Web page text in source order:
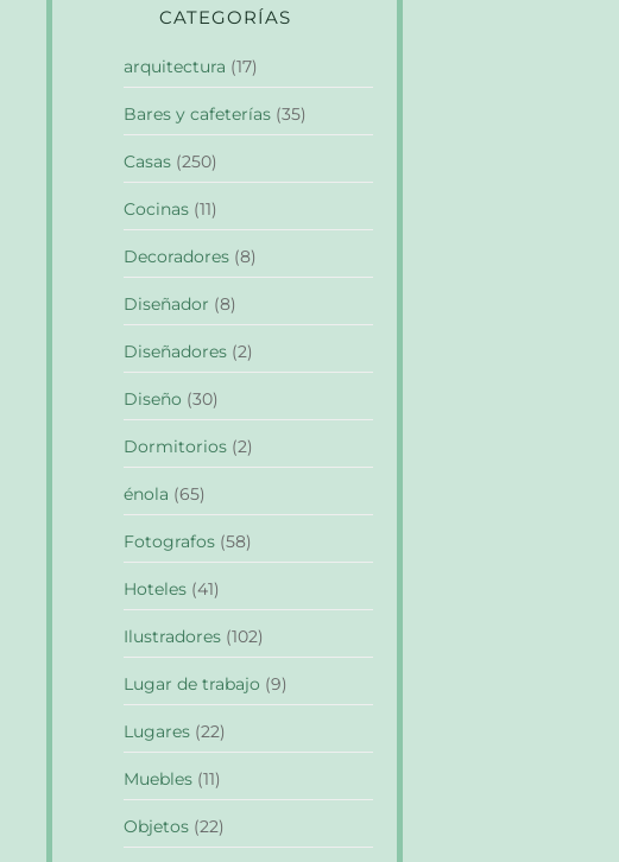
CATEGORÍAS
arquitectura (17)
Bares y cafeterías (35)
Casas (250)
Cocinas (11)
Decoradores (8)
Diseñador (8)
Diseñadores (2)
Diseño (30)
Dormitorios (2)
énola (65)
Fotografos (58)
Hoteles (41)
Ilustradores (102)
Lugar de trabajo (9)
Lugares (22)
Muebles (11)
Objetos (22)